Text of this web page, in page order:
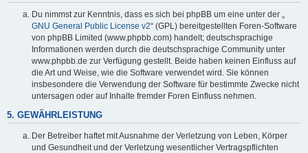
Du nimmst zur Kenntnis, dass es sich bei phpBB um eine unter der „
GNU General Public License v2“ (GPL) bereitgestellten Foren-Software
von phpBB Limited (www.phpbb.com) handelt; deutschsprachige
Informationen werden durch die deutschsprachige Community unter
www.phpbb.de zur Verfügung gestellt. Beide haben keinen Einfluss auf
die Art und Weise, wie die Software verwendet wird. Sie können
insbesondere die Verwendung der Software für bestimmte Zwecke nicht
untersagen oder auf Inhalte fremder Foren Einfluss nehmen.
5. GEWÄHRLEISTUNG
Der Betreiber haftet mit Ausnahme der Verletzung von Leben, Körper
und Gesundheit und der Verletzung wesentlicher Vertragspflichten